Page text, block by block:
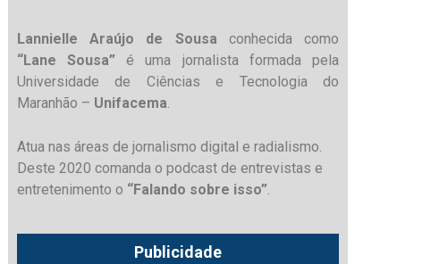
Lannielle Araújo de Sousa conhecida como
“Lane Sousa” é uma jornalista formada pela
Universidade de Ciências e Tecnologia do
Maranhão – Unifacema.
Atua nas áreas de jornalismo digital e radialismo.
Deste 2020 comanda o podcast de entrevistas e
entretenimento o “Falando sobre isso”.
Publicidade